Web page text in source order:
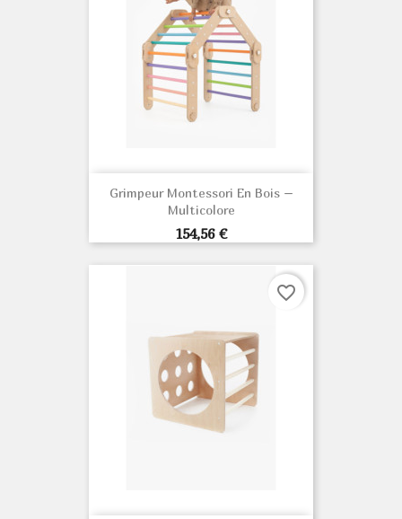
Grimpeur Montessori En Bois –
Multicolore
Prix
154,56 €
favorite_border